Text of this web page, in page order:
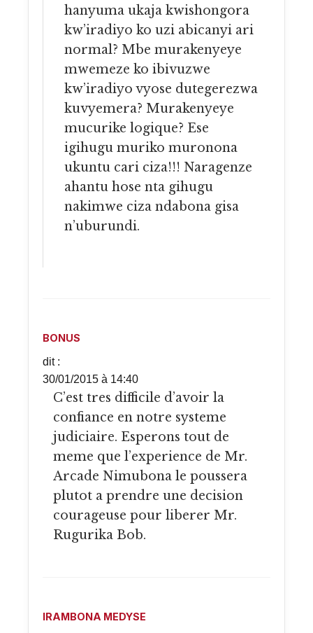
hanyuma ukaja kwishongora
kw’iradiyo ko uzi abicanyi ari
normal? Mbe murakenyeye
mwemeze ko ibivuzwe
kw’iradiyo vyose dutegerezwa
kuvyemera? Murakenyeye
mucurike logique? Ese
igihugu muriko muronona
ukuntu cari ciza!!! Naragenze
ahantu hose nta gihugu
nakimwe ciza ndabona gisa
n’uburundi.
BONUS
dit :
30/01/2015 à 14:40
C’est tres difficile d’avoir la
confiance en notre systeme
judiciaire. Esperons tout de
meme que l’experience de Mr.
Arcade Nimubona le poussera
plutot a prendre une decision
courageuse pour liberer Mr.
Rugurika Bob.
IRAMBONA MEDYSE